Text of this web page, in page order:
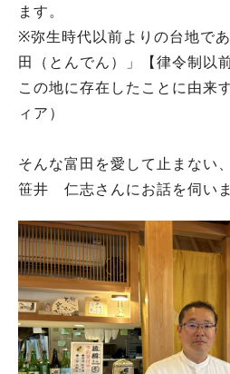
ます。
※弥生時代以前よりの台地で
田（とんでん）」【律令制以
この地に存在したことに由来
ィア）
そんな富田を愛して止まない
笹井 仁志さんにお話を伺いま